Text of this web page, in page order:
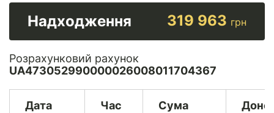
Надходження 319 963 грн
Розрахунковий рахунок
UA473052990000026008011704367
Дата Час Сума